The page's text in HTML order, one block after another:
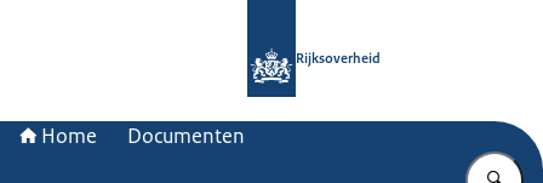
Rijksoverheid
Home Documenten